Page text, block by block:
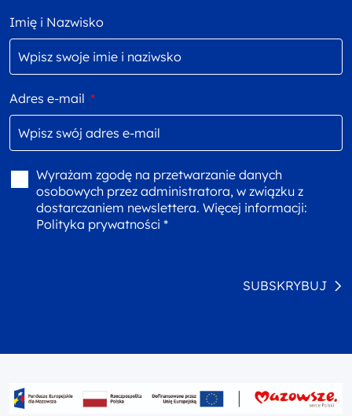
Imię i Nazwisko
Adres e-mail *
Wyrażam zgodę na przetwarzanie danych
osobowych przez administratora, w związku z
dostarczaniem newslettera. Więcej informacji:
Polityka prywatności *
SUBSKRYBUJ